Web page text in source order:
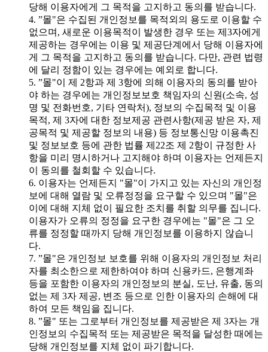
당해 이용자에게 그 목적을 고지하고 동의를 받습니다.
4. ”몰"은 수집된 개인정보를 목적외의 용도로 이용할 수
없으며, 새로운 이용목적이 발생한 경우 또는 제3자에게
제공하는 경우에는 이용 및 제공단계에서 당해 이용자에
게 그 목적을 고지하고 동의를 받습니다. 다만, 관련 법령
에 달리 정함이 있는 경우에는 예외로 합니다.
5. ”몰"이 제 2항과 제 3항에 의해 이용자의 동의를 받아
야 하는 경우에는 개인정보보호 책임자의 신원(소속, 성
명 및 전화번호, 기타 연락처), 정보의 수집목적 및 이용
목적, 제 3자에 대한 정보제공 관련사항(제공 받은 자, 제
공목적 및 제공할 정보의 내용) 등 정보통신망 이용촉진
및 정보보호 등에 관한 법률 제22조 제 2항이 규정한 사
항을 미리 명시하거나 고지해야 하며 이용자는 언제든지
이 동의를 철회할 수 있습니다.
6. 이용자는 언제든지 "몰"이 가지고 있는 자신의 개인정
보에 대해 열람 및 오류정정을 요구할 수 있으며 "몰"은
이에 대해 지체 없이 필요한 조치를 취할 의무를 집니다.
이용자가 오류의 정정을 요구한 경우에는 "몰"은 그 오
류를 정정할 때까지 당해 개인정보를 이용하지 않습니
다.
7. ”몰"은 개인정보 보호를 위해 이용자의 개인정보 처리
자를 최소한으로 제한하여야 하며 신용카드, 은행계좌
등을 포함한 이용자의 개인정보의 분실, 도난, 유출, 동의
없는 제 3자 제공, 변조 등으로 인한 이용자의 손해에 대
하여 모든 책임을 집니다.
8. ”몰" 또는 그로부터 개인정보를 제공받은 제 3자는 개
인정보의 수집목적 또는 제공받은 목적을 달성한 때에는
당해 개인정보를 지체 없이 파기합니다.